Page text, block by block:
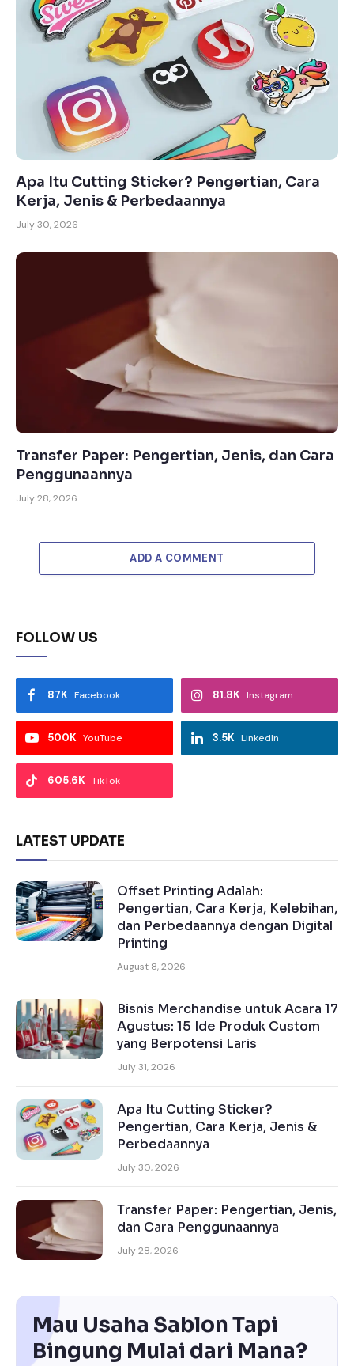
Apa Itu Cutting Sticker? Pengertian, Cara
Kerja, Jenis & Perbedaannya
July 30, 2026
Transfer Paper: Pengertian, Jenis, dan Cara
Penggunaannya
July 28, 2026
ADD A COMMENT
FOLLOW US
Facebook
87K Instagram
81.8K
YouTube
500K LinkedIn
3.5K
TikTok
605.6K
LATEST UPDATE
Offset Printing Adalah:
Pengertian, Cara Kerja, Kelebihan,
dan Perbedaannya dengan Digital
Printing
August 8, 2026
Bisnis Merchandise untuk Acara 17
Agustus: 15 Ide Produk Custom
yang Berpotensi Laris
July 31, 2026
Apa Itu Cutting Sticker?
Pengertian, Cara Kerja, Jenis &
Perbedaannya
July 30, 2026
Transfer Paper: Pengertian, Jenis,
dan Cara Penggunaannya
July 28, 2026
Mau Usaha Sablon Tapi
Bingung Mulai dari Mana?